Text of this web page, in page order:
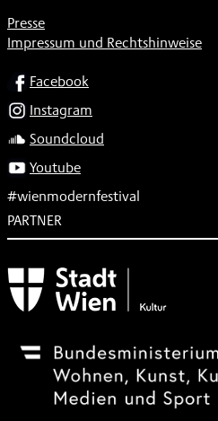
Presse
Impressum und Rechtshinweise
SOCIALFacebook
Instagram
Soundcloud
Youtube
#wienmodernfestival
PARTNER
Subventionsgeber